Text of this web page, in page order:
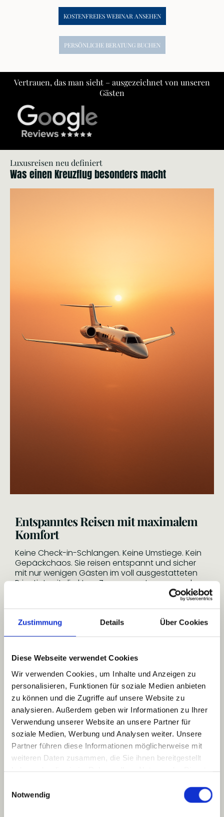
Zustimmung Details Über Cookies
Diese Webseite verwendet Cookies
Wir verwenden Cookies, um Inhalte und Anzeigen zu
personalisieren, Funktionen für soziale Medien anbieten
zu können und die Zugriffe auf unsere Website zu
analysieren. Außerdem geben wir Informationen zu Ihrer
Verwendung unserer Website an unsere Partner für
soziale Medien, Werbung und Analysen weiter. Unsere
Partner führen diese Informationen möglicherweise mit
weiteren Daten zusammen, die Sie ihnen bereitgestellt
Notwendig
KOSTENFREIES WEBINAR ANSEHEN
PERSÖNLICHE BERATUNG BUCHEN
Vertrauen, das man sieht – ausgezeichnet von unseren
Gästen
Luxusreisen neu definiert
Was einen Kreuzflug besonders macht
Entspanntes Reisen mit maximalem
Komfort
Keine Check-in-Schlangen. Keine Umstiege. Kein
Gepäckchaos. Sie reisen entspannt und sicher
mit nur wenigen Gästen im voll ausgestatteten
Privatjet, mit direktem Zugang zur Lounge und
Stilvoll abheben, außergewöhnlich die
Welt entdecken
Reiseziele in einem durchdachten Ablauf. Von
Marrakesch bis Machu Picchu, von Kyoto bis zur
Südsee – alles in einer Reise, alles perfekt
abgestimmt.
Persönlich geplant – von jemandem,
der die Welt kennt
Auf Wunsch begleite ich Sie von der ersten Idee
bis zu Ihrer Rückkehr. Kein anonymen Buchen,
keine Angebote von der Stange. Stattdessen:
ehrliche Beratung, individuelle Erlebnisse und